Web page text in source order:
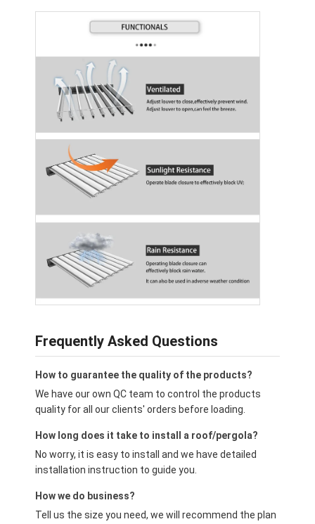
Frequently Asked Questions
How to guarantee the quality of the products?
We have our own QC team to control the products
quality for all our clients' orders before loading.
How long does it take to install a roof/pergola?
No worry, it is easy to install and we have detailed
installation instruction to guide you.
How we do business?
Tell us the size you need, we will recommend the plan